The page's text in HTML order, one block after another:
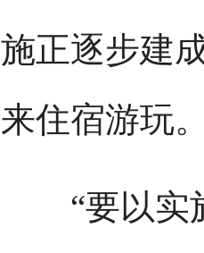
施正逐步建
来住宿游玩
“要以实施